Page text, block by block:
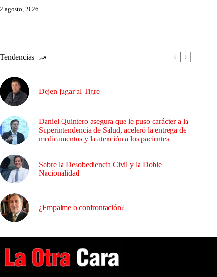
2 agosto, 2026
Tendencias
Dejen jugar al Tigre
Daniel Quintero asegura que le puso carácter a la
Superintendencia de Salud, aceleró la entrega de
medicamentos y la atención a los pacientes
Sobre la Desobediencia Civil y la Doble
Nacionalidad
¿Empalme o confrontación?